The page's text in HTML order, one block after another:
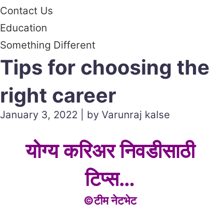
Contact Us
Education
Something Different
Tips for choosing the
right career
January 3, 2022 | by Varunraj kalse
योग्य करिअर निवडीसाठी
टिप्स…
©टीम नेटभेट